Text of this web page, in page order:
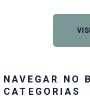
NAVEGAR NO
CATEGORIAS